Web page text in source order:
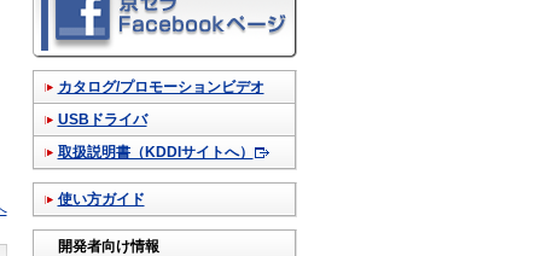
カタログ/プロモーションビデオ
USBドライバ
取扱説明書（KDDIサイトへ）
使い方ガイド
開発者向け情報